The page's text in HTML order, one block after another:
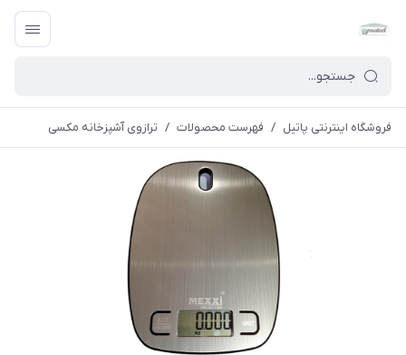
فروشگاه اینترنتی پاتیل / فهرست محصولات / ترازوی آشپزخانه مکسی